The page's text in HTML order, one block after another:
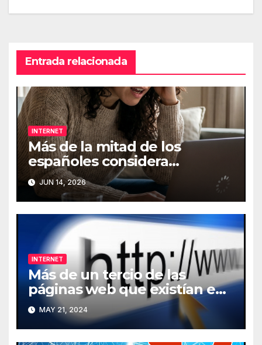
Entrada relacionada
INTERNET
Más de la mitad de los
españoles considera
fundamental la conexión a
Internet
JUN 14, 2026
INTERNET
Más de un tercio de las
páginas web que existían en
2013 han desaparecido de
Internet
MAY 21, 2024